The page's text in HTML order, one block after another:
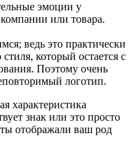
эмоции у
или товара.
ведь это практически
который остается с
Поэтому очень
логотип.
характеристика
знак или это просто
отображали ваш род